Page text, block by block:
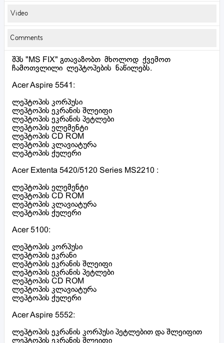
Video
Comments
შპს "MS FIX" გთავაზობთ მხოლოდ ქვემოთ
ჩამოთვლილი ლეპტოპების ნაწილებს.
Acer Aspire 5541:
ლეპტოპის კორპუსი
ლეპტოპის ეკრანის შლეიფი
ლეპტოპის ეკრანის პეტლები
ლეპტოპის ელემენტი
ლეპტოპის CD ROM
ლეპტოპის კლავიატურა
ლეპტოპის ქულერი
Acer Extenta 5420/5120 Series MS2210 :
ლეპტოპის ელემენტი
ლეპტოპის CD ROM
ლეპტოპის კლავიატურა
ლეპტოპის ქულერი
Acer 5100:
ლეპტოპის კორპუსი
ლეპტოპის ეკრანი
ლეპტოპის ეკრანის შლეიფი
ლეპტოპის ეკრანის პეტლები
ლეპტოპის CD ROM
ლეპტოპის კლავიატურა
ლეპტოპის ქულერი
Acer Aspire 5552:
ლეპტოპის ეკრანის კორპუსი პეტლებით და შლეიფით
ლეპტოპის ეკრანის შლეიფი